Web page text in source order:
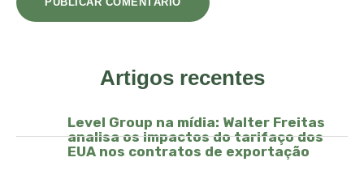
Artigos recentes
Level Group na mídia: Walter Freitas
analisa os impactos do tarifaço dos
EUA nos contratos de exportação